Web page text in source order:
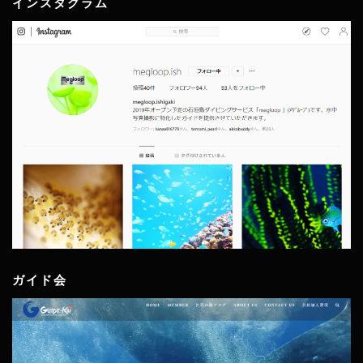
インスタグラム
ガイド会